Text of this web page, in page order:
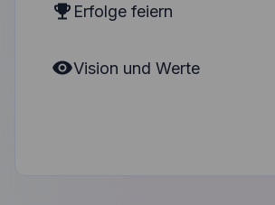
Erfolge feiern
Vision und Werte